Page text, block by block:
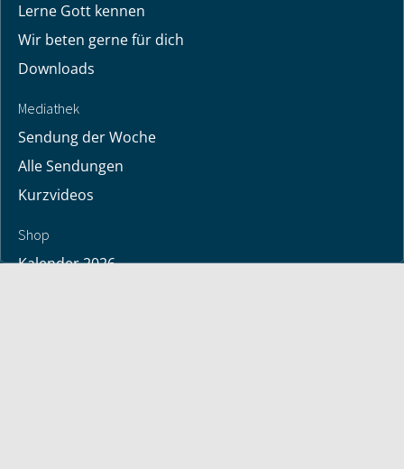
Lerne Gott kennen
Wir beten gerne für dich
Downloads
Mediathek
Sendung der Woche
Alle Sendungen
Kurzvideos
Shop
Kalender 2026